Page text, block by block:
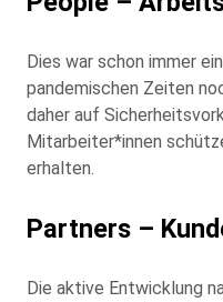
Dies war schon immer
pandemischen Zeiten
daher auf
Mitarbeiter*innen
erhalten.
Partners –
Die aktive Entwicklung